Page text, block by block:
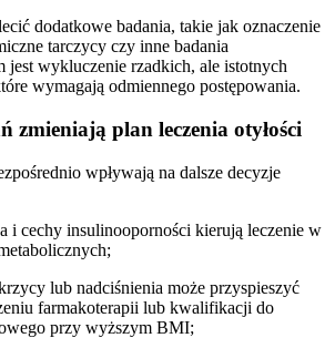
dodatkowe badania, takie jak oznaczenie
tarczycy czy inne badania
jest wykluczenie rzadkich, ale istotnych
wymagają odmiennego postępowania.
zmieniają plan leczenia otyłości
wpływają na dalsze decyzje
i cechy insulinooporności kierują leczenie w
lub nadciśnienia może przyspieszyć
farmakoterapii lub kwalifikacji do
przy wyższym BMI;